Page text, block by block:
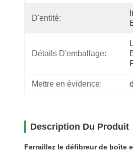
D'entité:
Détails D'emballage:
Mettre en évidence:
Description Du Produit
Ferraillez le défibreur de boîte